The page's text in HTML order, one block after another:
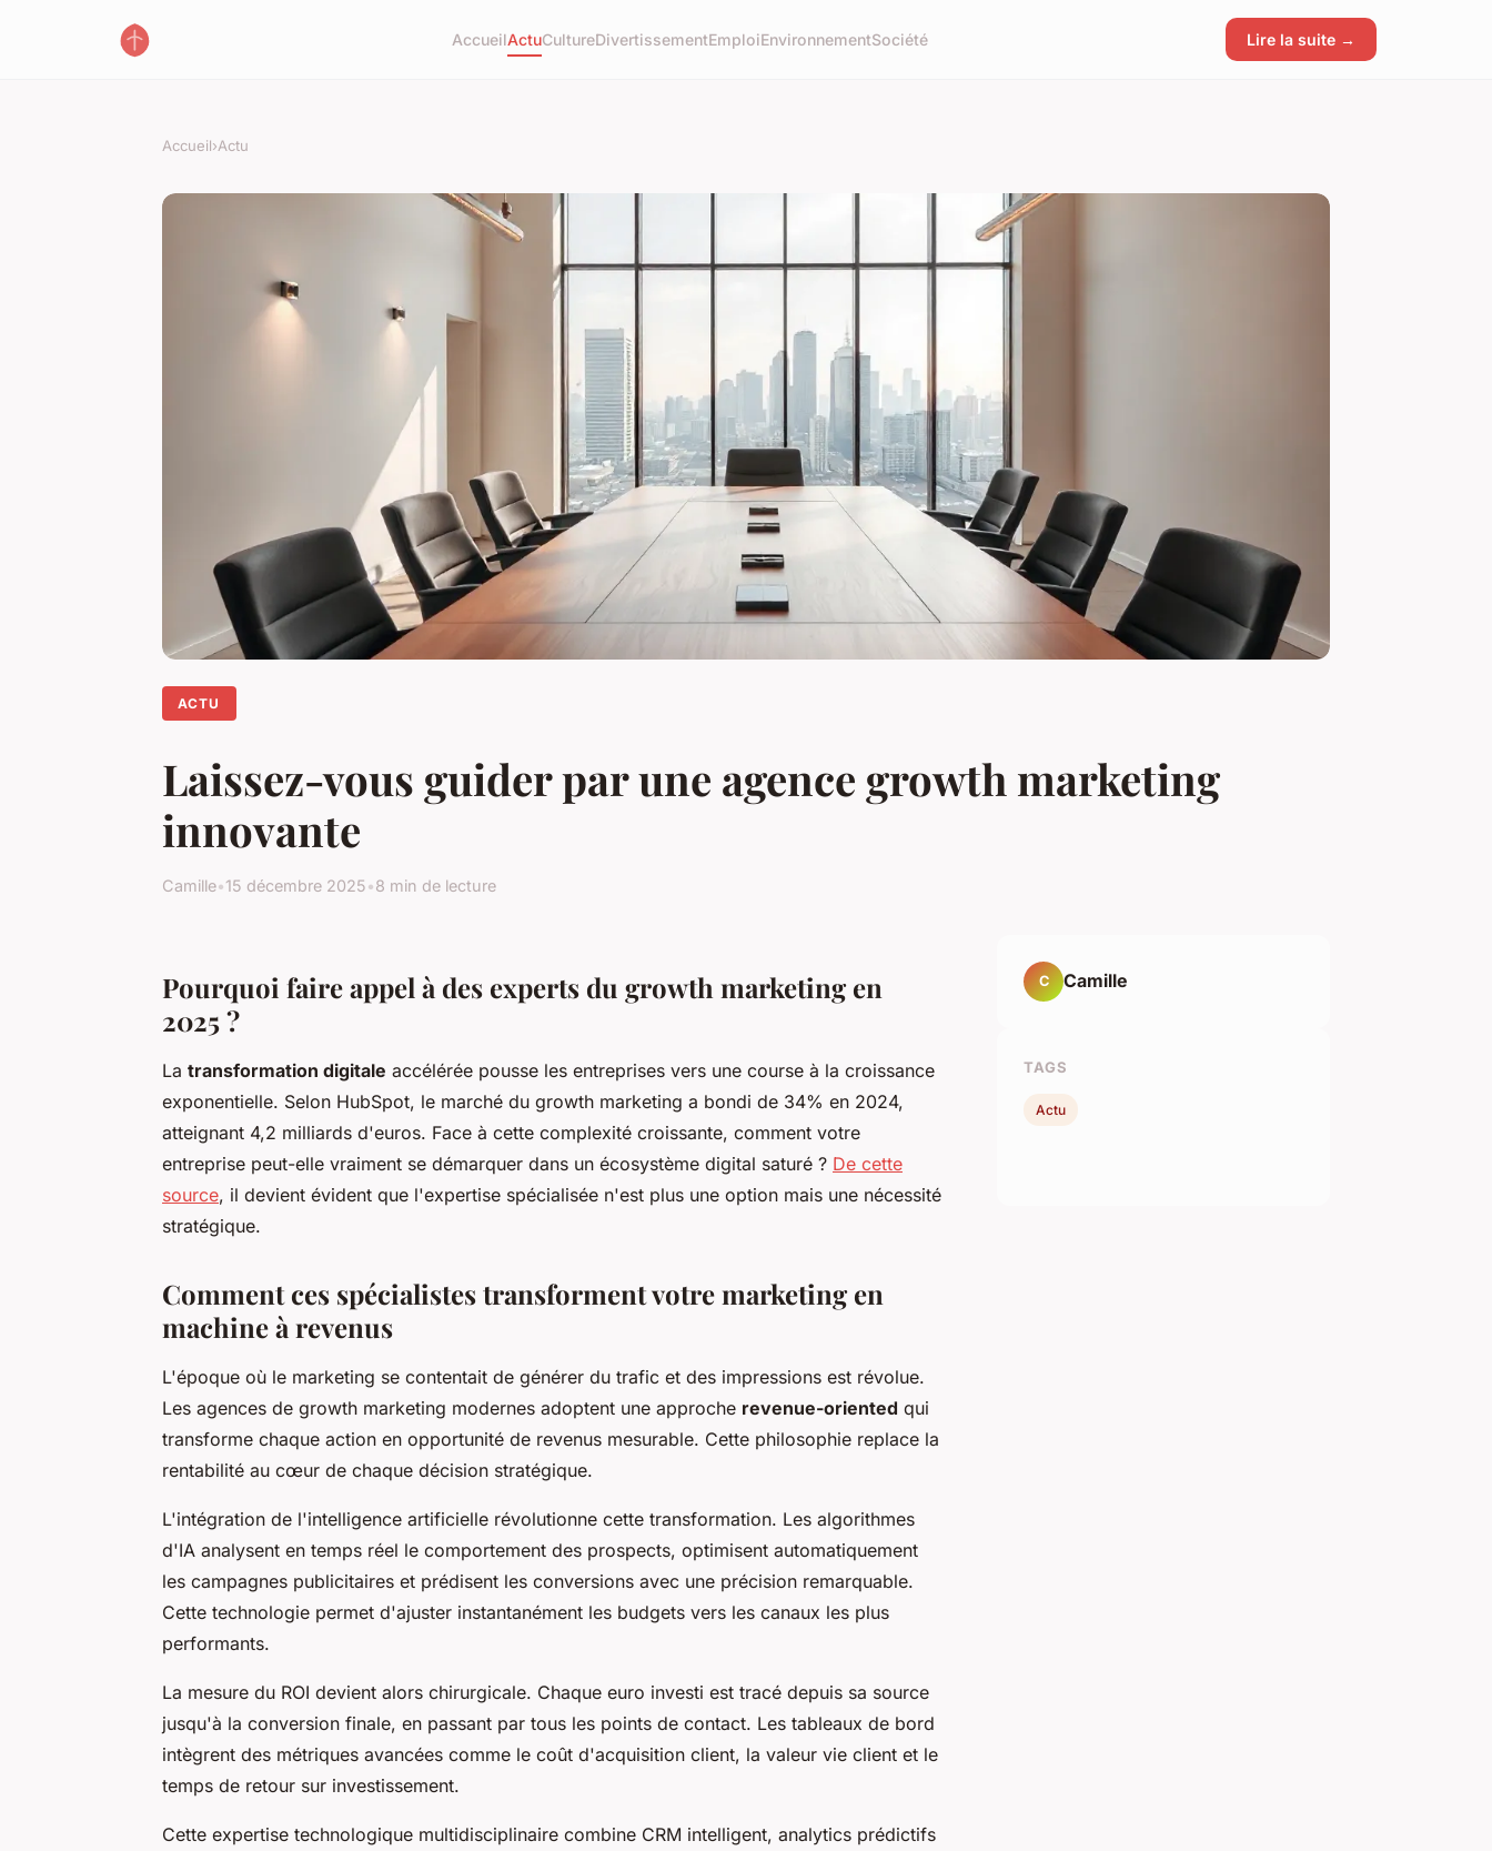
AccueilActuCultureDivertissementEmploiEnvironnementSociété Lire la suite →
Accueil›Actu
ACTU
Laissez-vous guider par une agence growth marketing
innovante
Camille•15 décembre 2025•8 min de lecture
Pourquoi faire appel à des experts du growth marketing en
2025 ?
La transformation digitale accélérée pousse les entreprises vers une course à la croissance
exponentielle. Selon HubSpot, le marché du growth marketing a bondi de 34% en 2024,
atteignant 4,2 milliards d'euros. Face à cette complexité croissante, comment votre
entreprise peut-elle vraiment se démarquer dans un écosystème digital saturé ? De cette
source, il devient évident que l'expertise spécialisée n'est plus une option mais une nécessité
stratégique.
Comment ces spécialistes transforment votre marketing en
machine à revenus
L'époque où le marketing se contentait de générer du trafic et des impressions est révolue.
Les agences de growth marketing modernes adoptent une approche revenue-oriented qui
transforme chaque action en opportunité de revenus mesurable. Cette philosophie replace la
rentabilité au cœur de chaque décision stratégique.
L'intégration de l'intelligence artificielle révolutionne cette transformation. Les algorithmes
d'IA analysent en temps réel le comportement des prospects, optimisent automatiquement
les campagnes publicitaires et prédisent les conversions avec une précision remarquable.
Cette technologie permet d'ajuster instantanément les budgets vers les canaux les plus
performants.
La mesure du ROI devient alors chirurgicale. Chaque euro investi est tracé depuis sa source
jusqu'à la conversion finale, en passant par tous les points de contact. Les tableaux de bord
intègrent des métriques avancées comme le coût d'acquisition client, la valeur vie client et le
temps de retour sur investissement.
Cette expertise technologique multidisciplinaire combine CRM intelligent, analytics prédictifs
C Camille
TAGS
Actu